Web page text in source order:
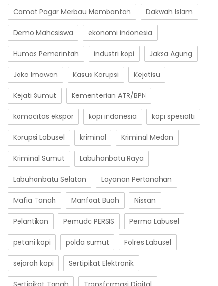
Camat Pagar Merbau Membantah Dakwah Islam
Demo Mahasiswa ekonomi indonesia
Humas Pemerintah industri kopi Jaksa Agung
Joko Imawan Kasus Korupsi Kejatisu
Kejati Sumut Kementerian ATR/BPN
komoditas ekspor kopi indonesia kopi spesialti
Korupsi Labusel kriminal Kriminal Medan
Kriminal Sumut Labuhanbatu Raya
Labuhanbatu Selatan Layanan Pertanahan
Mafia Tanah Manfaat Buah Nissan
Pelantikan Pemuda PERSIS Perma Labusel
petani kopi polda sumut Polres Labusel
sejarah kopi Sertipikat Elektronik
Sertipikat Tanah Transformasi Digital